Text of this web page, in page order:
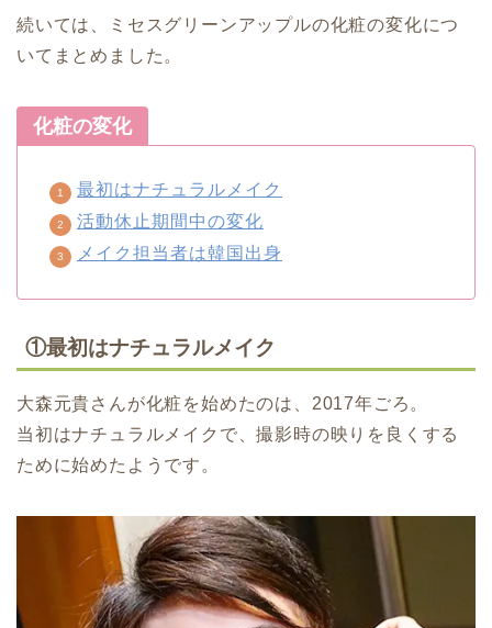
続いては、ミセスグリーンアップルの化粧の変化につ
いてまとめました。
化粧の変化
最初はナチュラルメイク
活動休止期間中の変化
メイク担当者は韓国出身
①最初はナチュラルメイク
大森元貴さんが化粧を始めたのは、2017年ごろ。
当初はナチュラルメイクで、撮影時の映りを良くする
ために始めたようです。